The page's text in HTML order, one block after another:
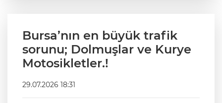
Bursa’nın en büyük trafik
sorunu; Dolmuşlar ve Kurye
Motosikletler.!
29.07.2026 18:31